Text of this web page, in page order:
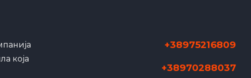
која
+38975216809
+38970288037